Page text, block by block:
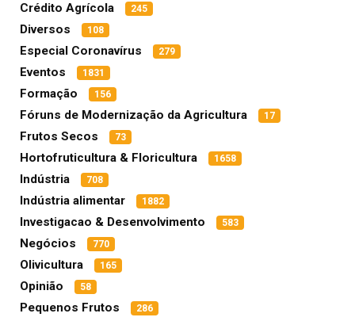
Crédito Agrícola 245
Diversos 108
Especial Coronavírus 279
Eventos 1831
Formação 156
Fóruns de Modernização da Agricultura 17
Frutos Secos 73
Hortofruticultura & Floricultura 1658
Indústria 708
Indústria alimentar 1882
Investigacao & Desenvolvimento 583
Negócios 770
Olivicultura 165
Opinião 58
Pequenos Frutos 286